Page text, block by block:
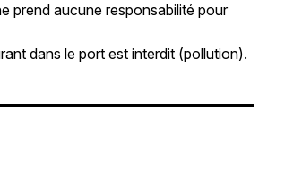
prend aucune responsabilité pour
dans le port est interdit (pollution).